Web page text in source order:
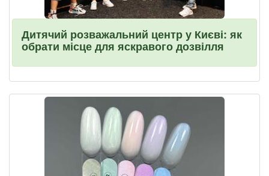
Дитячий розважальний центр у Києві: як
обрати місце для яскравого дозвілля